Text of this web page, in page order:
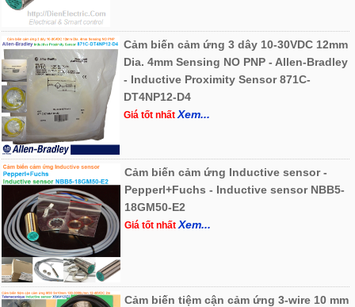
Cảm biến cảm ứng 3 dây 10-30VDC 12mm
Dia. 4mm Sensing NO PNP - Allen-Bradley
- Inductive Proximity Sensor 871C-
DT4NP12-D4
Giá tốt nhấtXem...
Cảm biến cảm ứng Inductive sensor -
Pepperl+Fuchs - Inductive sensor NBB5-
18GM50-E2
Giá tốt nhấtXem...
Cảm biến tiệm cận cảm ứng 3-wire 10 mm